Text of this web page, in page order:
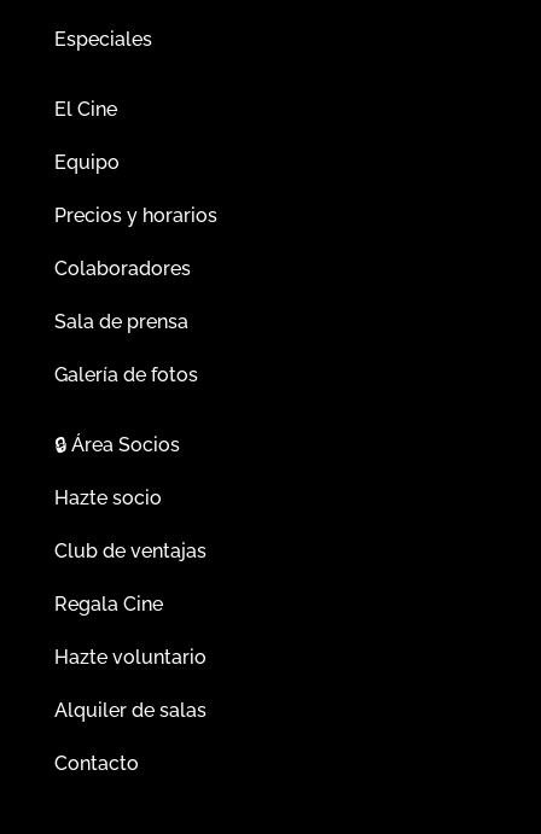
Especiales
El Cine
Equipo
Precios y horarios
Colaboradores
Sala de prensa
Galería de fotos
🔒Área Socios
Hazte socio
Club de ventajas
Regala Cine
Hazte voluntario
Alquiler de salas
Contacto